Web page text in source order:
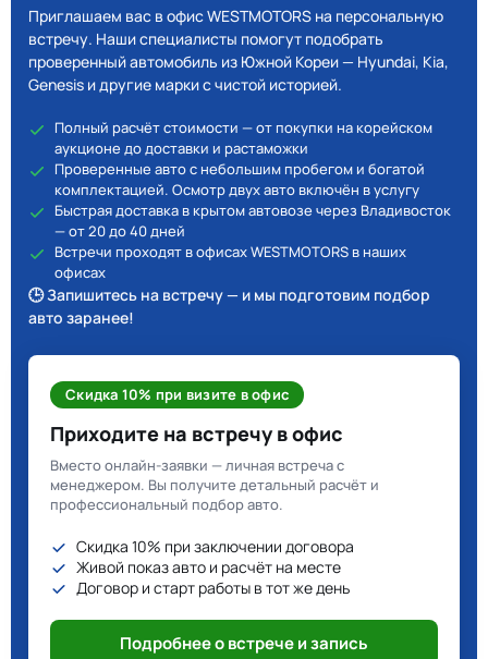
Приглашаем вас в офис WESTMOTORS на персональную
встречу. Наши специалисты помогут подобрать
проверенный автомобиль из Южной Кореи — Hyundai, Kia,
Genesis и другие марки с чистой историей.
Полный расчёт стоимости — от покупки на корейском
аукционе до доставки и растаможки
Проверенные авто с небольшим пробегом и богатой
комплектацией. Осмотр двух авто включён в услугу
Быстрая доставка в крытом автовозе через Владивосток
— от 20 до 40 дней
Встречи проходят в офисах WESTMOTORS в наших
офисах
🕒 Запишитесь на встречу — и мы подготовим подбор
авто заранее!
Скидка 10% при визите в офис
Приходите на встречу в офис
Вместо онлайн-заявки — личная встреча с
менеджером. Вы получите детальный расчёт и
профессиональный подбор авто.
Скидка 10% при заключении договора
Живой показ авто и расчёт на месте
Договор и старт работы в тот же день
Подробнее о встрече и запись